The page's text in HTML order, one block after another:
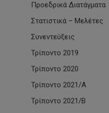
Προεδρικά Διατάγματα
Στατιστικά – Μελέτες
Συνεντεύξεις
Τρίποντο 2019
Τρίποντο 2020
Τρίποντο 2021/Α
Τρίποντο 2021/Β